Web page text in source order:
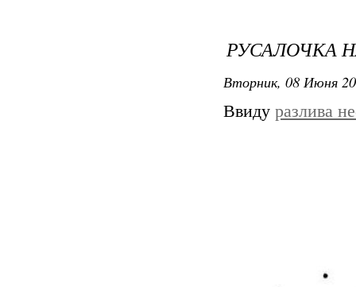
РУСАЛОЧКА
Вторник, 08 Июня
Ввиду разлива